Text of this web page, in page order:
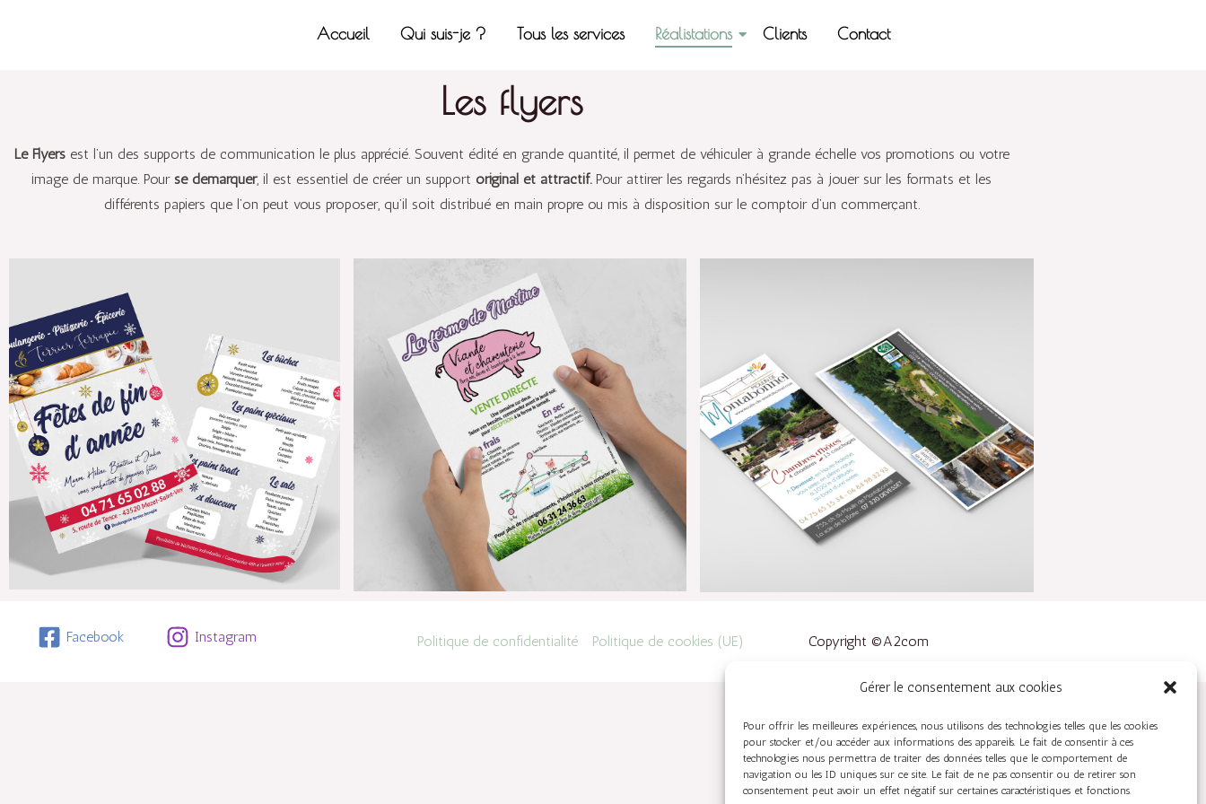
Gérer le consentement aux cookies
Pour offrir les meilleures expériences, nous utilisons des technologies telles que les cookies
pour stocker et/ou accéder aux informations des appareils. Le fait de consentir à ces
technologies nous permettra de traiter des données telles que le comportement de
navigation ou les ID uniques sur ce site. Le fait de ne pas consentir ou de retirer son
consentement peut avoir un effet négatif sur certaines caractéristiques et fonctions.
Accueil Qui suis-je ? Tous les services Réalistations Clients Contact
Les flyers
Le Flyersest l’un des supports de communication le plus apprécié. Souvent édité en grande quantité, il permet de véhiculer à grande échelle vos promotions ou votre
image de marque. Pour se démarquer, il est essentiel de créer un support original et attractif.Pour attirer les regards n’hésitez pas à jouer sur les formats et les
différents papiers que l’on peut vous proposer, qu’il soit distribué en main propre ou mis à disposition sur le comptoir d’un commerçant.
Facebook Instagram Politique de confidentialité Politique de cookies (UE) Copyright ©A2com